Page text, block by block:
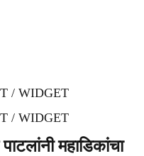
/ WIDGET
/ WIDGET
महाडिकांचा